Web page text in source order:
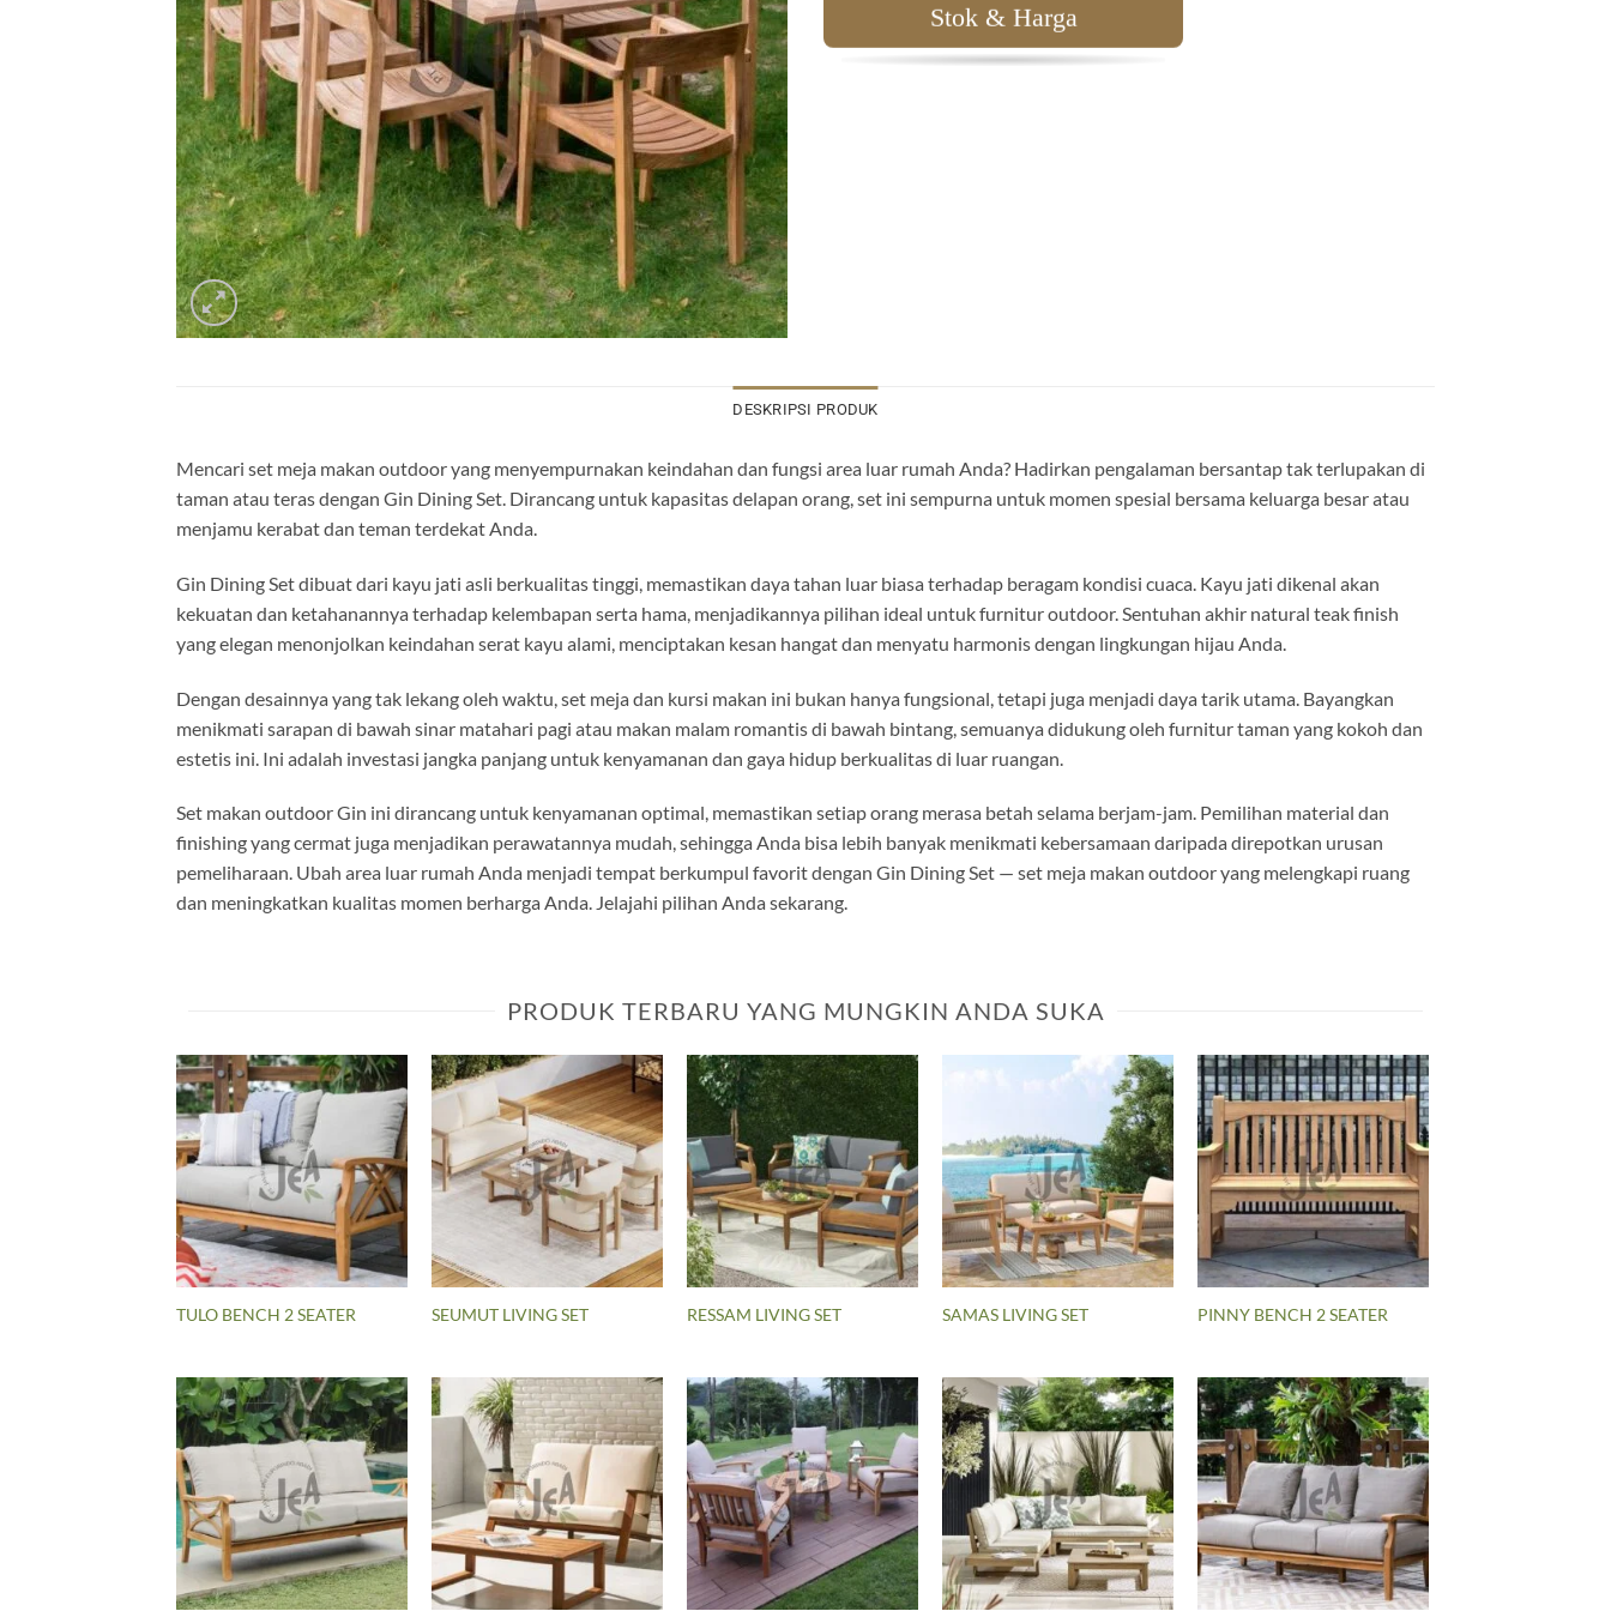
Stok & Harga
DESKRIPSI PRODUK
Mencari set meja makan outdoor yang menyempurnakan keindahan dan fungsi area luar rumah Anda? Hadirkan pengalaman bersantap tak terlupakan di
taman atau teras dengan Gin Dining Set. Dirancang untuk kapasitas delapan orang, set ini sempurna untuk momen spesial bersama keluarga besar atau
menjamu kerabat dan teman terdekat Anda.
Gin Dining Set dibuat dari kayu jati asli berkualitas tinggi, memastikan daya tahan luar biasa terhadap beragam kondisi cuaca. Kayu jati dikenal akan
kekuatan dan ketahanannya terhadap kelembapan serta hama, menjadikannya pilihan ideal untuk furnitur outdoor. Sentuhan akhir natural teak finish
yang elegan menonjolkan keindahan serat kayu alami, menciptakan kesan hangat dan menyatu harmonis dengan lingkungan hijau Anda.
Dengan desainnya yang tak lekang oleh waktu, set meja dan kursi makan ini bukan hanya fungsional, tetapi juga menjadi daya tarik utama. Bayangkan
menikmati sarapan di bawah sinar matahari pagi atau makan malam romantis di bawah bintang, semuanya didukung oleh furnitur taman yang kokoh dan
estetis ini. Ini adalah investasi jangka panjang untuk kenyamanan dan gaya hidup berkualitas di luar ruangan.
Set makan outdoor Gin ini dirancang untuk kenyamanan optimal, memastikan setiap orang merasa betah selama berjam-jam. Pemilihan material dan
finishing yang cermat juga menjadikan perawatannya mudah, sehingga Anda bisa lebih banyak menikmati kebersamaan daripada direpotkan urusan
pemeliharaan. Ubah area luar rumah Anda menjadi tempat berkumpul favorit dengan Gin Dining Set — set meja makan outdoor yang melengkapi ruang
dan meningkatkan kualitas momen berharga Anda. Jelajahi pilihan Anda sekarang.
PRODUK TERBARU YANG MUNGKIN ANDA SUKA
TULO BENCH 2 SEATER SEUMUT LIVING SET RESSAM LIVING SET SAMAS LIVING SET PINNY BENCH 2 SEATER